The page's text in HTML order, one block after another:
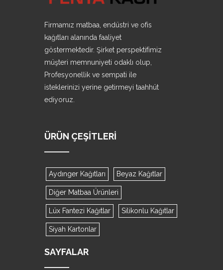
Firmamız matbaa, endüstri ve ofis
kağıtları alanında faaliyet
göstermektedir. Şirket perspektifimiz
müşteri memnuniyeti odaklı olup,
Profesyonellik ve sempati ile
isteklerinizi yerine getirmeyi taahhüt
ediyoruz.
ÜRÜN ÇEŞITLERI
Aydınger Kağıtları Beyaz Kağıtlar
Diğer Matbaa Ürünleri
Lüx Fantezi Kağıtlar Silikonlu Kağıtlar
Siyah Kartonlar
SAYFALAR